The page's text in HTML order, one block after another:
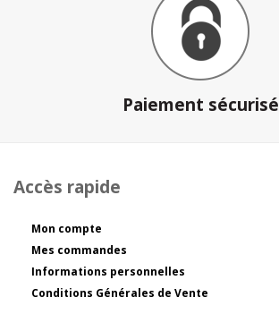
Paiement sécurisé
Accès rapide
Mon compte
Mes commandes
Informations personnelles
Conditions Générales de Vente